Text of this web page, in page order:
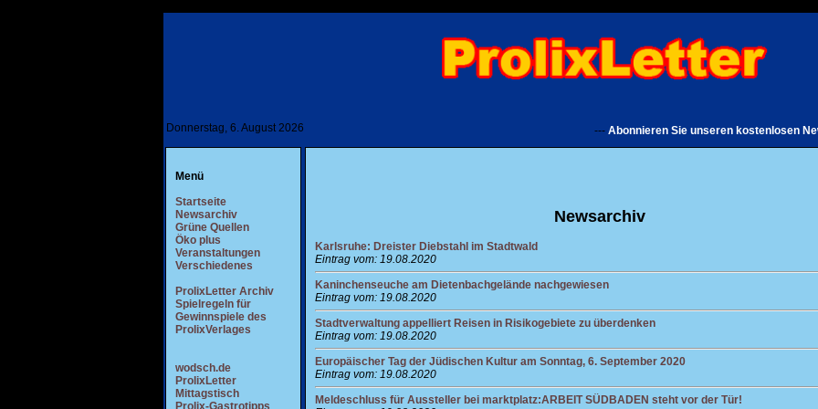
Donnerstag, 6. August 2026 Abonnieren Sie unseren kostenlosen
Menü
Startseite
Newsarchiv
Grüne Quellen
Öko plus
Veranstaltungen
Verschiedenes
ProlixLetter Archiv
Spielregeln für
Gewinnspiele des
ProlixVerlages
wodsch.de
ProlixLetter
Mittagstisch
Prolix-Gastrotipps
Newsarchiv
Karlsruhe: Dreister Diebstahl im Stadtwald
Eintrag vom: 19.08.2020
Kaninchenseuche am Dietenbachgelände nachgewiesen
Eintrag vom: 19.08.2020
Stadtverwaltung appelliert Reisen in Risikogebiete zu überdenken
Eintrag vom: 19.08.2020
Europäischer Tag der Jüdischen Kultur am Sonntag, 6. September 2020
Eintrag vom: 19.08.2020
Meldeschluss für Aussteller bei marktplatz:ARBEIT SÜDBADEN steht vor der Tür!